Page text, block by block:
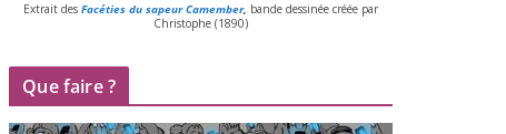
Extrait des Facéties du sapeur Camember, bande des­si­née créée par
Christophe (1890)
Que faire ?